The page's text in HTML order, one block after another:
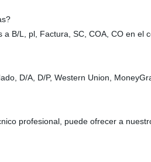
B/L, pl, Factura, SC, COA, CO en el
D/A, D/P, Western Union,
profesional, puede ofrecer a